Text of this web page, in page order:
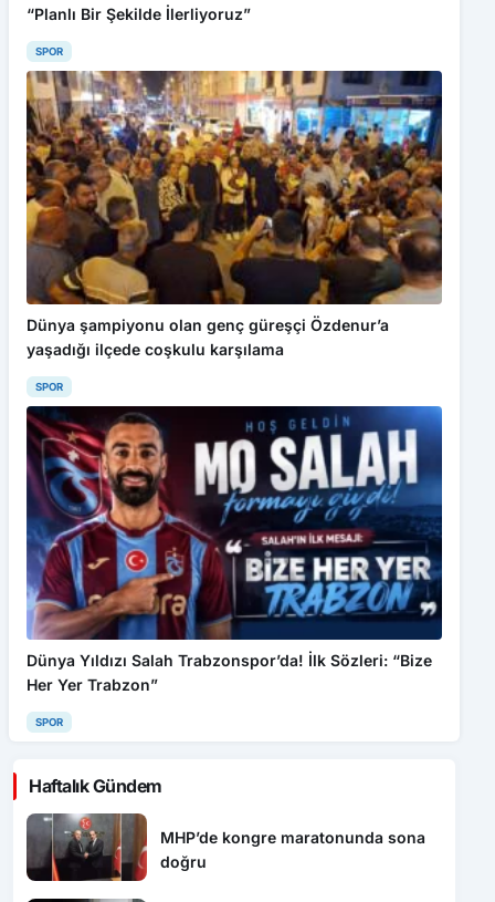
“Planlı Bir Şekilde İlerliyoruz”
SPOR
Dünya şampiyonu olan genç güreşçi Özdenur’a
yaşadığı ilçede coşkulu karşılama
SPOR
Dünya Yıldızı Salah Trabzonspor’da! İlk Sözleri: “Bize
Her Yer Trabzon”
SPOR
Haftalık Gündem
MHP’de kongre maratonunda sona
doğru